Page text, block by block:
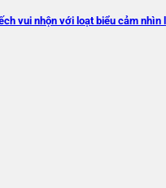
vui nhộn với loạt biểu cảm nhìn